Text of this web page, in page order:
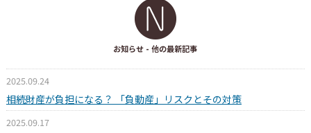
お知らせ - 他の最新記事
2025.09.24
相続財産が負担になる？ 「負動産」リスクとその対策
2025.09.17